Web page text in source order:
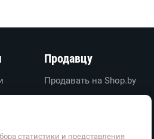
Продавцу
Продавать на Shop.by
Создать свой магазин
Реклама
статистики и представления